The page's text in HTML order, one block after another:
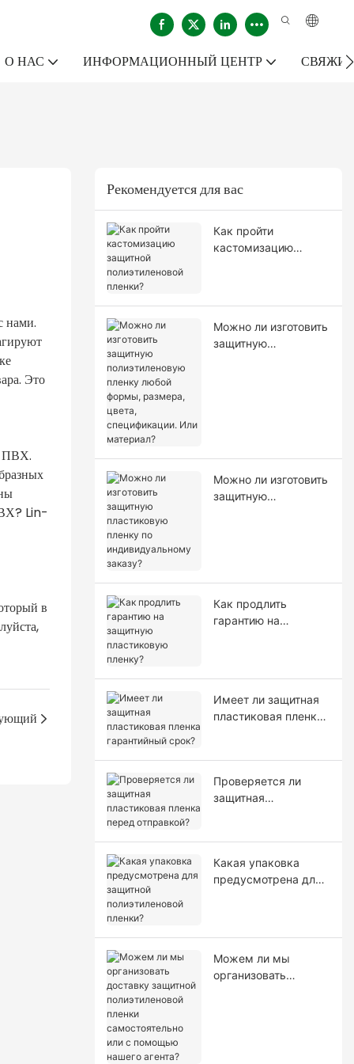
О НАС ИНФОРМАЦИОННЫЙ ЦЕНТР
нами.
Это
ПВХ.
Lin-
в
Рекомендуется для вас
Как пройти
кастомизацию
Можно ли изготовить
защитную
Можно ли изготовить
защитную
Как продлить
гарантию на
Имеет ли защитная
пластиковая пленка
Проверяется ли
защитная
Какая упаковка
предусмотрена для
Можем ли мы
организовать